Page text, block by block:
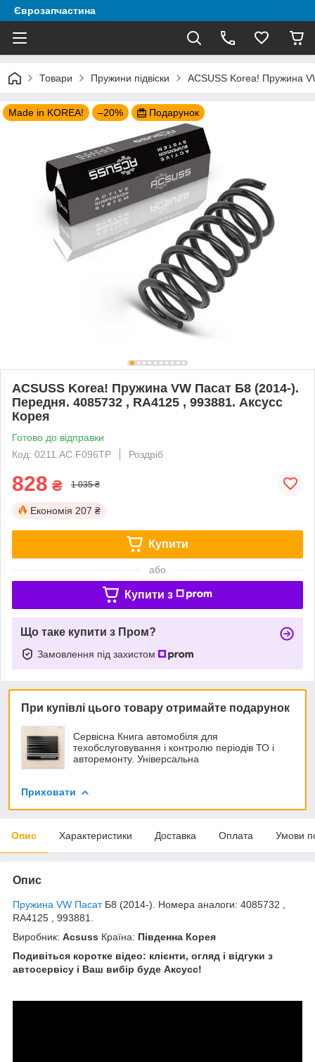
Єврозапчастина
Товари Пружини підвіски ACSUSS Korea! Пружина
Made in KOREA! –20% Подарунок
ACSUSS Korea! Пружина VW Пасат Б8 (2014-).
Передня. 4085732 , RA4125 , 993881. Аксусс
Корея
Готово до відправки
Код: 0211.AC.F096TP
Роздріб
828 ₴ 1 035 ₴
Економія 207 ₴
Купити
або
Купити з
Що таке купити з Пром?
Замовлення під захистом
При купівлі цього товару отримайте подарунок
Сервісна Книга автомобіля для
техобслуговування і контролю періодів ТО і
авторемонту. Універсальна
Приховати
Опис Характеристики Доставка Оплата Умови
Опис
Пружина VW ПасатБ8 (2014-). Номера аналоги: 4085732 ,
RA4125 , 993881.
Виробник: Acsuss Країна: Південна Корея
Подивіться коротке відео: клієнти, огляд і відгуки з
автосервісу і Ваш вибір буде Aксусс!